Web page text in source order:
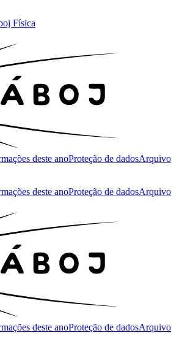
Física
deste anoProteção de dadosArquivo
deste anoProteção de dadosArquivo
deste anoProteção de dadosArquivo